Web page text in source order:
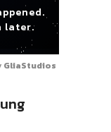
later.
GliaStudios